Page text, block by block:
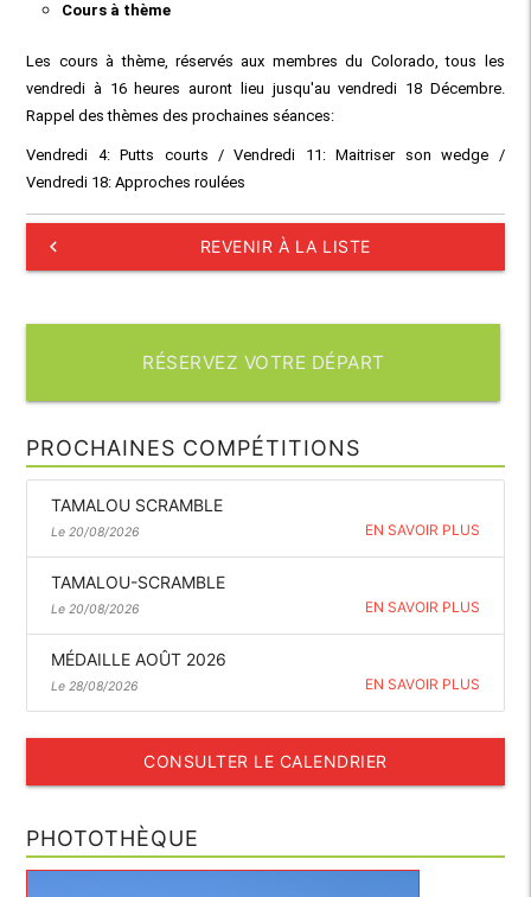
Cours à thème
Les cours à thème, réservés aux membres du Colorado, tous les
vendredi à 16 heures auront lieu jusqu'au vendredi 18 Décembre.
Rappel des thèmes des prochaines séances:
Vendredi 4: Putts courts / Vendredi 11: Maitriser son wedge /
Vendredi 18: Approches roulées
keyboard_arrow_left REVENIR À LA LISTE
RÉSERVEZ VOTRE DÉPART
PROCHAINES COMPÉTITIONS
TAMALOU SCRAMBLE
Le 20/08/2026 EN SAVOIR PLUS
TAMALOU-SCRAMBLE
Le 20/08/2026 EN SAVOIR PLUS
MÉDAILLE AOÛT 2026
Le 28/08/2026 EN SAVOIR PLUS
CONSULTER LE CALENDRIER
PHOTOTHÈQUE